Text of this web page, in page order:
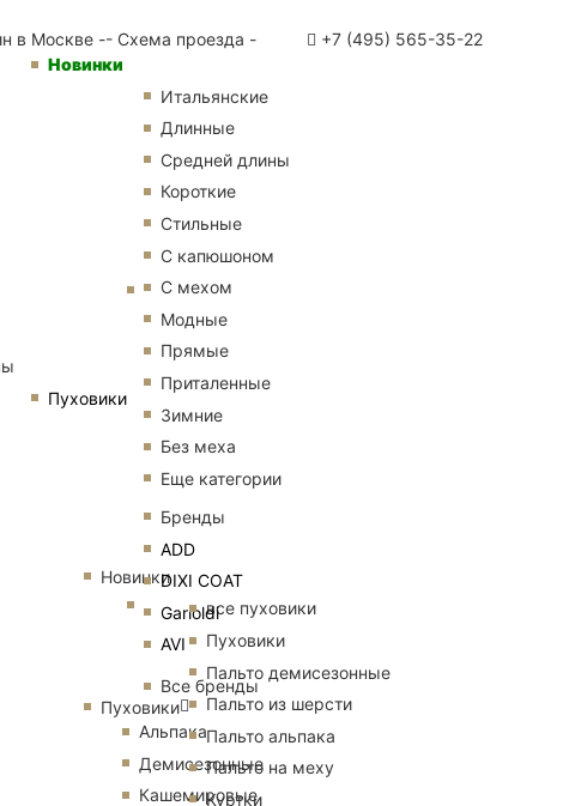
в Москве -- Схема проезда - +7 (495) 565-35-22
Новинки
Пуховики
Итальянские
Длинные
Средней длины
Короткие
Стильные
С капюшоном
С мехом
Модные
Прямые
Приталенные
Зимние
Без меха
Еще категории
Бренды
ADD
DIXI COAT
Garioldi
AVI
Все бренды
Альпака
Демисезонные
Кашемировые
Новинки
Пуховики
все пуховики
Пуховики
Пальто демисезонные
Пальто из шерсти
Пальто альпака
Пальто на меху
Куртки